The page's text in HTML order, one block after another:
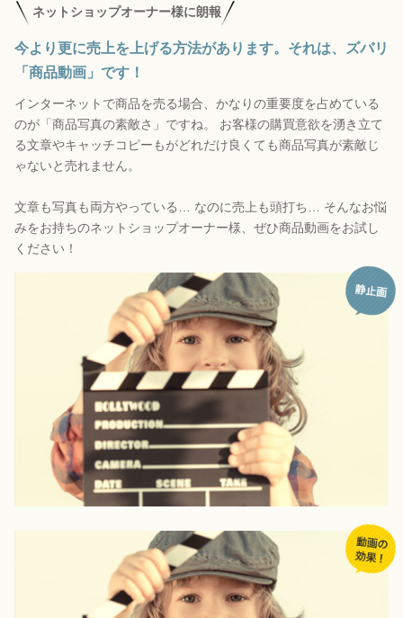
ネットショップオーナー様に朗報
今より更に売上を上げる方法があります。 それは、ズバリ
「商品動画」です！
インターネットで商品を売る場合、かなりの重要度を占めている
のが「商品写真の素敵さ」ですね。 お客様の購買意欲を湧き立て
る文章やキャッチコピーもがどれだけ良くても商品写真が素敵じ
ゃないと売れません。
文章も写真も両方やっている… なのに売上も頭打ち… そんなお悩
みをお持ちのネットショップオーナー様、ぜひ商品動画をお試し
ください！